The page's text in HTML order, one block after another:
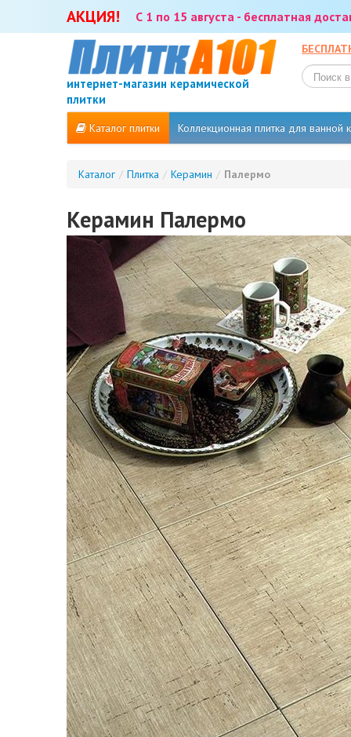
АКЦИЯ! С 1 по 15 августа - бесплатная
интернет-магазин керамической
плитки
Каталог плитки Коллекционная плитка для ванной
Каталог / Плитка / Керамин / Палермо
Керамин Палермо